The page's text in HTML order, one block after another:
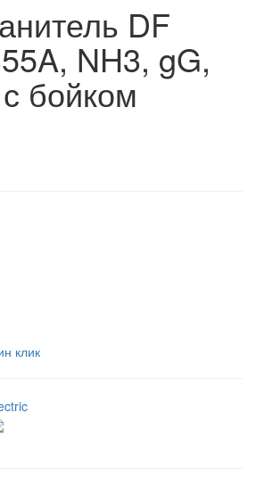
DF
NH3, gG,
бойком
клик